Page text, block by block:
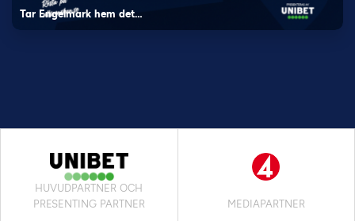
Tar Engelmark hem det…
HUVUDPARTNER OCH
PRESENTING PARTNER
MEDIAPARTNER